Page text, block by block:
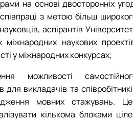
на основі двосторонніх
з метою більш
аспірантів
наукових
у міжнародних конкурсах;
можливості
викладачів та
мовних стажувань.
кількома блоками